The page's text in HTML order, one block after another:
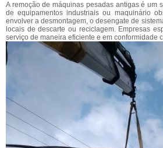
A remoção de máquinas pesadas antigas é um
de equipamentos industriais ou maquinário
envolver a desmontagem, o desengate de
locais de descarte ou reciclagem. Empresas
serviço de maneira eficiente e em conformidade